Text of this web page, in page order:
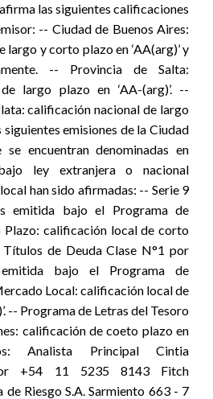
las siguientes calificaciones
-- Ciudad de Buenos Aires:
y corto plazo en ‘AA(arg)’ y
-- Provincia de Salta:
largo plazo en ‘AA-(arg)’. --
calificación nacional de largo
siguientes emisiones de la Ciudad
encuentran denominadas en
ley extranjera o nacional
han sido afirmadas: -- Serie 9
emitida bajo el Programa de
Plazo: calificación local de corto
Títulos de Deuda Clase N°1 por
bajo el Programa de
Local: calificación local de
-- Programa de Letras del Tesoro
calificación de coeto plazo en
Analista Principal Cintia
+54 11 5235 8143 Fitch
Riesgo S.A. Sarmiento 663 - 7